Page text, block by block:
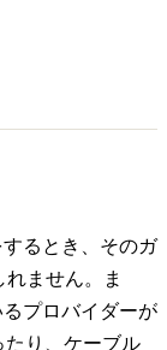
るとき、そのガ
ません。ま
プロバイダーが
たり、ケーブル